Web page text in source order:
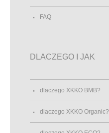
FAQ
DLACZEGO I JAK
dlaczego XKKO BMB?
dlaczego XKKO Organic?